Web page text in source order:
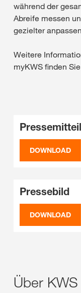
während der
Abreife messen
gezielter
Weitere
myKWS finden Sie
DOWNLOAD
Pressebild
DOWNLOAD
Über KWS